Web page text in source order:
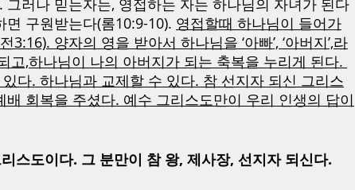
러나 믿는자는, 영접하는 자는 하나님의 자녀가 된다
구원받는다(롬10:9-10). 영접할때 하나님이 들어가
양자의 영을 받아서 하나님을 ‘아빠’, ‘아버지’,라
고,하나님이 나의 아버지가 되는 축복을 누리게 된다.
다. 하나님과 교제할 수 있다. 참 선지자 되신 그리스
회복을 주셨다. 예수 그리스도만이 우리 인생의 답이
스도이다. 그 분만이 참 왕, 제사장, 선지자 되신다.